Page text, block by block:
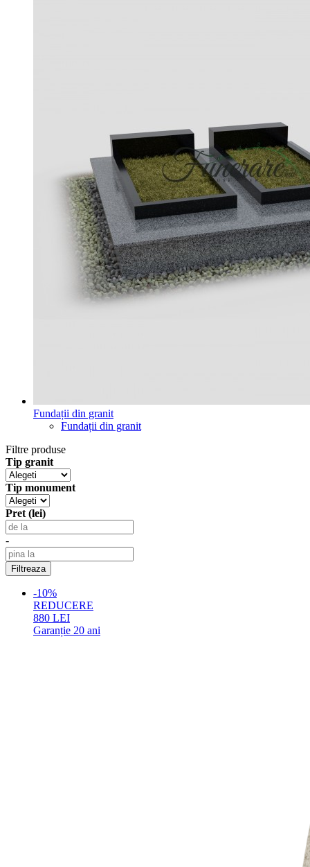
Fundații din granit
Fundații din granit
Filtre produse
Tip granit
Tip monument
Pret (lei)
-
-10%
REDUCERE
880 LEI
Garanție 20 ani